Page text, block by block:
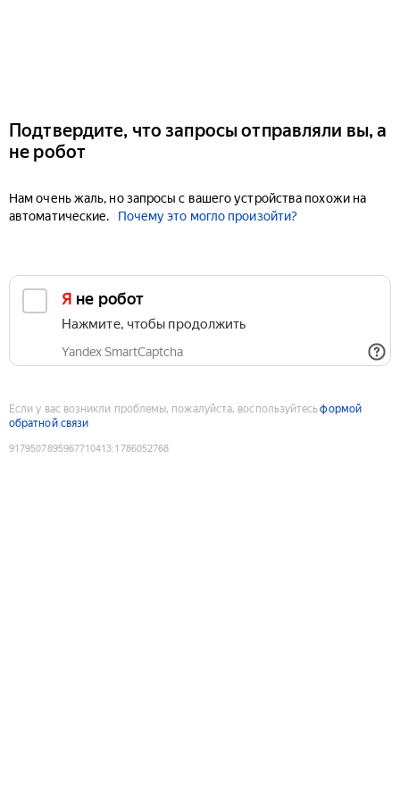
Подтвердите, что запросы отправляли вы, а
не робот
Нам очень жаль, но запросы с вашего устройства похожи на
автоматические.
Почему это могло произойти?
Я не робот
Нажмите, чтобы продолжить
Yandex SmartCaptcha
Если у вас возникли проблемы, пожалуйста, воспользуйтесьформой
обратной связи
9179507895967710413:1786052768